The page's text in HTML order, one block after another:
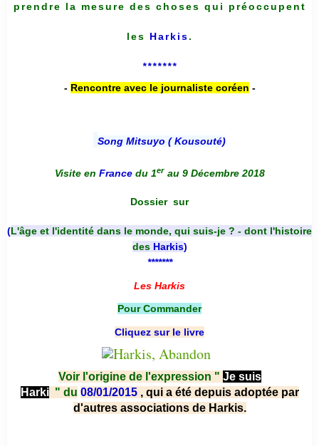
prendre la mesure des choses qui préoccupent
les Harkis.
*******
- Rencontre avec le journaliste coréen -
Song Mitsuyo ( Kousouté)
Visite en France du 1er au 9 Décembre 2018
Dossier sur
(L'âge et l'identité dans le monde, qui suis-je ? - dont l'histoire
des Harkis)
*******
Les Harkis
Pour Commander
Cliquez sur le livre
Voir l'origine de l'expression " Je suis
Harki " du 08/01/2015 , qui a été depuis adoptée par
d'autres associations de Harkis.